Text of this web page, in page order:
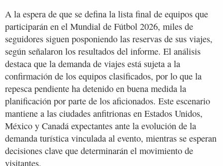
A la espera de que se defina la lista final de equipos que
participarán en el Mundial de Fútbol 2026, miles de
seguidores siguen posponiendo las reservas de sus viajes,
según señalaron los resultados del informe. El análisis
destaca que la demanda de viajes está sujeta a la
confirmación de los equipos clasificados, por lo que la
repesca pendiente ha detenido en buena medida la
planificación por parte de los aficionados. Este escenario
mantiene a las ciudades anfitrionas en Estados Unidos,
México y Canadá expectantes ante la evolución de la
demanda turística vinculada al evento, mientras se esperan
decisiones clave que determinarán el movimiento de
visitantes.